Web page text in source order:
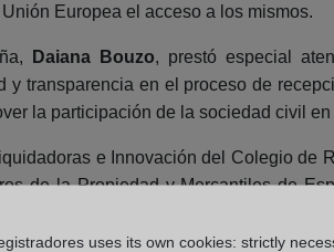
Europea el acceso a los mismos.
Daiana Bouzo, prestó especial
transparencia en el proceso de
la participación de la sociedad civil
e Innovación del Colegio de
de la Propiedad y Mercantiles de
y medidas antifraude, esto es, en
de España (PRTR), cuyo fin es “la
uses its own cookies: strictly